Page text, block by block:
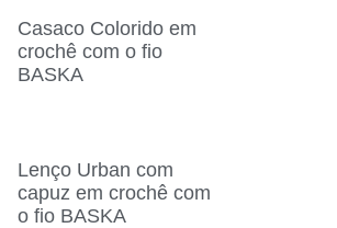
Casaco Colorido em
crochê com o fio
BASKA
Lenço Urban com
capuz em crochê com
o fio BASKA